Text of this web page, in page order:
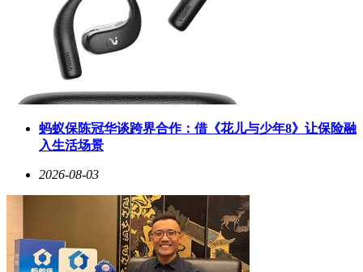
随着D2C技术的成熟，前端开发正经历从"人工编码"到"智能
生成"的质变。当设计稿本身成为可执行的程序语言，传统开
发流程中的沟通损耗、规范冲突等问题将得到根本性解决。这
场由AI驱动的变革，正在重新定义数字产品的创造方式——
设计师与开发者不再是上下游关系，而是共同构建智能系统的
平等创造者。
蚂蚁保陈冠华谈跨界合作：借《花儿与少年8》让保险融
入生活场景
2026-08-03